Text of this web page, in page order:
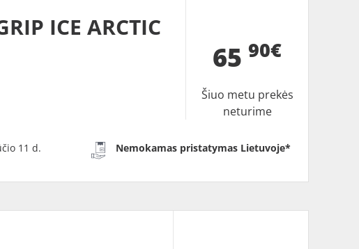
ICE ARCTIC
6590€
Šiuo metu prekės
neturime
11 d. Nemokamas pristatymas Lietuvoje*